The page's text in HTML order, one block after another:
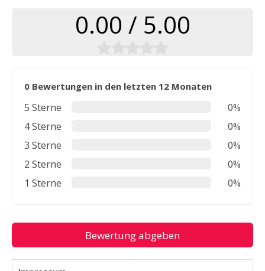
0.00 / 5.00
0 Bewertungen in den letzten 12 Monaten
5 Sterne
0%
4 Sterne
0%
3 Sterne
0%
2 Sterne
0%
1 Sterne
0%
Bewertung abgeben